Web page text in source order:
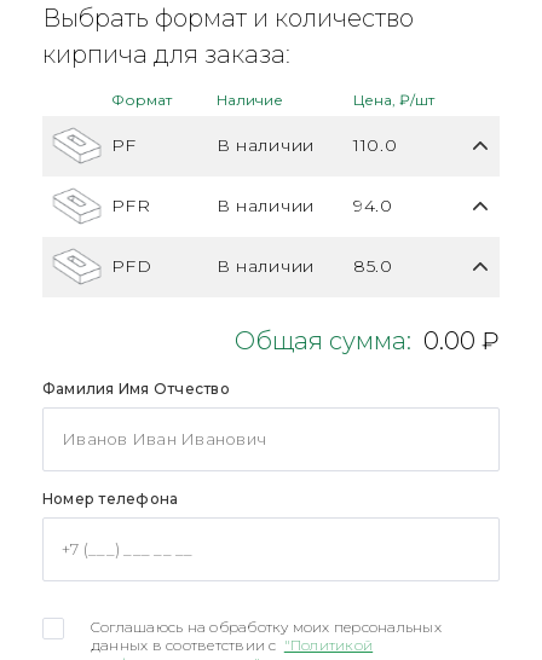
Выбрать формат и количество
кирпича для заказа:
Формат Наличие Цена, ₽/шт
PF В наличии 110.0
PFR В наличии 94.0
PFD В наличии 85.0
Общая сумма: 0.00 ₽
Фамилия Имя Отчество
Номер телефона
Соглашаюсь на обработку моих персональных
данных в соответствии с "Политикой